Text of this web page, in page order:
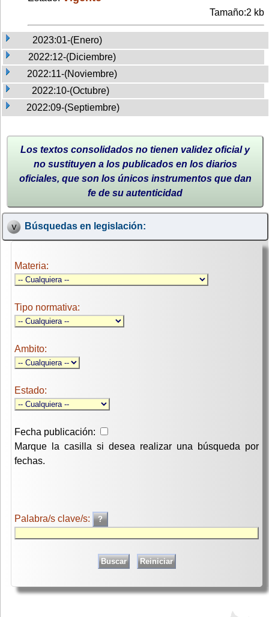
Tamaño:2 kb
2023:01-(Enero)
2022:12-(Diciembre)
2022:11-(Noviembre)
2022:10-(Octubre)
2022:09-(Septiembre)
Los textos consolidados no tienen validez oficial y
no sustituyen a los publicados en los diarios
oficiales, que son los únicos instrumentos que dan
fe de su autenticidad
Búsquedas en legislación:
Materia:
Tipo normativa:
Ambito:
Estado:
Fecha publicación:
Marque la casilla si desea realizar una búsqueda por
fechas.
Palabra/s clave/s: